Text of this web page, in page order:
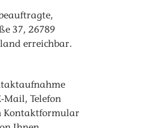
37, 26789
erreichbar.
Mail, Telefon
Kontaktformular